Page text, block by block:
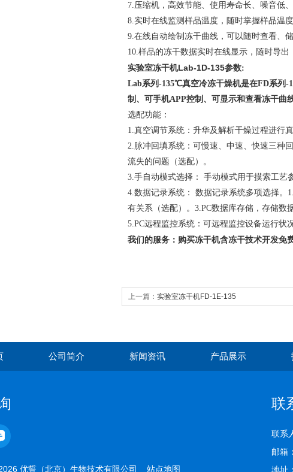
7.压缩机，高效节能、使用寿命长、噪音低、
8.实时在线监测样品温度，随时掌握样品温度
9.在线自动绘制冻干曲线，可以随时查看、储
10.样品的冻干数据实时在线显示，随时导出
实验室冻干机Lab-1D-135参数:
Lab系列 -135℃真空冷冻干燥机是在FD系列 -
制、可手机APP控制、可显示和查看冻干曲
选配功能：
1.真空调节系统：升华及解析干燥过程进行
2.脉冲回填系统：可慢速、中速、快速三种
流失的问题（选配）。
3.手自动模式选择：
手动模式用于摸索工艺
4.数据记录系统：
数据记录系统多项选择。 1.
有关系（选配）。 3.PC数据库存储，存储数
5.PC远程监控系统：可远程监控设备运行状
我们的服务：购买冻干机含冻干技术开发免
上一篇： 实验室冻干机FD-1E-135
公司简介 新闻资讯 产品展示
优誓（北京）生物技术有限公司 站点地图
联
联系
邮箱
地址